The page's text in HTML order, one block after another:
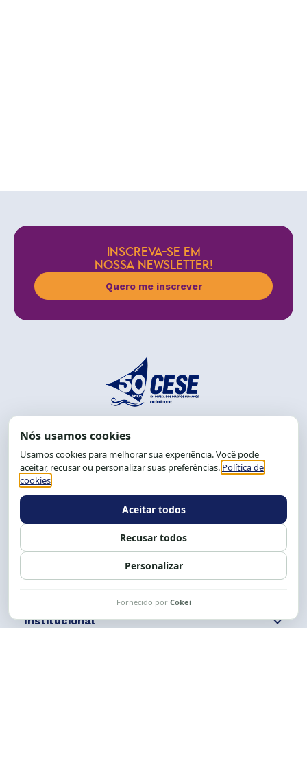
INSCREVA-SE EM
NOSSA NEWSLETTER!
Quero me inscrever
End.: R. da Graça, 150. Graça
CEP: 40.150-055
Salvador-BA, Brasil.
Tel.: (71) 2104-5457, Cel.: (71) 9 9239-2104 ou 2105
Expediente: 8h às 12h e 13 às 17h.
Siga nossas redes Fale conosco
Institucional